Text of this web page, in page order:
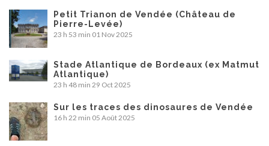
Petit Trianon de Vendée (Château de
Pierre-Levée)
23 h 53 min 01 Nov 2025
Stade Atlantique de Bordeaux (ex Matmut
Atlantique)
23 h 48 min 29 Oct 2025
Sur les traces des dinosaures de Vendée
16 h 22 min 05 Août 2025